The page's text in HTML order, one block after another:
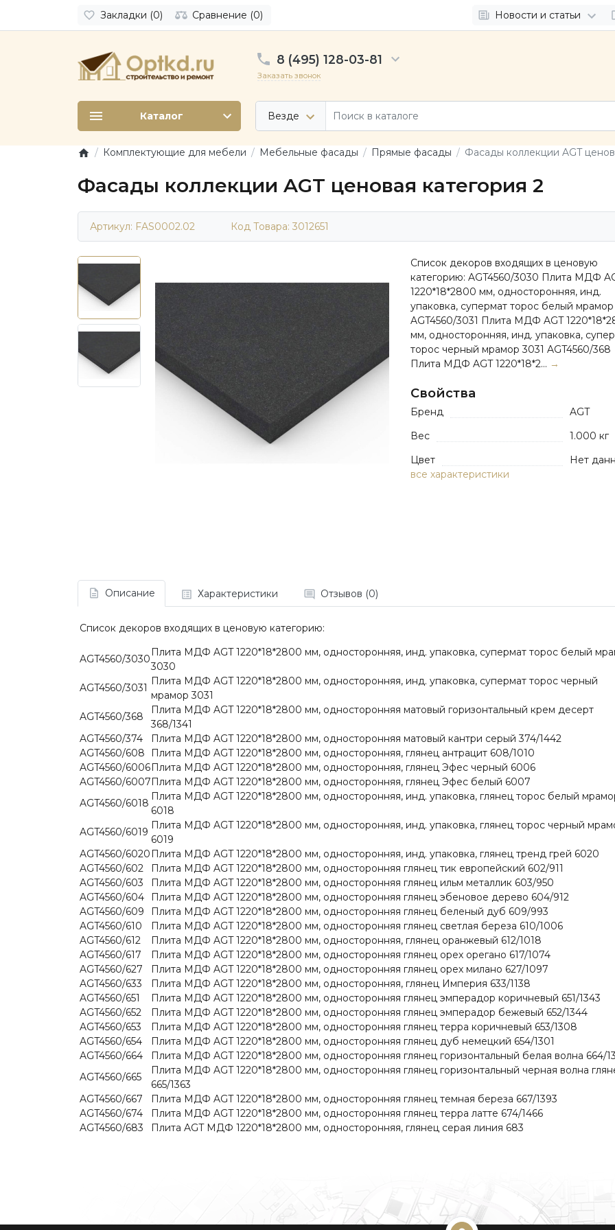
Закладки (0) Сравнение (0) Новости и статьи
8 (495) 128-03-81
Заказать звонок
Везде
Каталог
Комплектующие для мебели Мебельные фасады Прямые фасады Фасады коллекции AGT
Фасады коллекции AGT ценовая категория 2
Артикул: FAS0002.02 Код Товара: 3012651
Список декоров входящих в ценовую
категорию: AGT4560/3030 Плита МДФ
1220*18*2800 мм, односторонняя, инд.
упаковка, супермат торос белый
AGT4560/3031 Плита МДФ AGT
мм, односторонняя, инд. упаковка,
торос черный мрамор 3031 AGT4560/368
Плита МДФ AGT 1220*18*2... →
Свойства
Бренд
AGT
Вес
1.000 кг
Цвет
Нет
все характеристики
Описание Характеристики Отзывов (0)
Список декоров входящих в ценовую категорию:
AGT4560/3030
Плита МДФ AGT 1220*18*2800 мм, односторонняя, инд. упаковка, супермат торос белый
3030
AGT4560/3031
Плита МДФ AGT 1220*18*2800 мм, односторонняя, инд. упаковка, супермат торос черный
мрамор 3031
AGT4560/368
Плита МДФ AGT 1220*18*2800 мм, односторонняя матовый горизонтальный крем десерт
368/1341
AGT4560/374
Плита МДФ AGT 1220*18*2800 мм, односторонняя матовый кантри серый 374/1442
AGT4560/608
Плита МДФ AGT 1220*18*2800 мм, односторонняя, глянец антрацит 608/1010
AGT4560/6006Плита МДФ AGT 1220*18*2800 мм, односторонняя, глянец Эфес черный 6006
AGT4560/6007Плита МДФ AGT 1220*18*2800 мм, односторонняя, глянец Эфес белый 6007
AGT4560/6018
Плита МДФ AGT 1220*18*2800 мм, односторонняя, инд. упаковка, глянец торос белый
6018
AGT4560/6019
Плита МДФ AGT 1220*18*2800 мм, односторонняя, инд. упаковка, глянец торос черный
6019
AGT4560/6020 Плита МДФ AGT 1220*18*2800 мм, односторонняя, инд. упаковка, глянец тренд грей 6020
AGT4560/602
Плита МДФ AGT 1220*18*2800 мм, односторонняя глянец тик европейский 602/911
AGT4560/603
Плита МДФ AGT 1220*18*2800 мм, односторонняя глянец ильм металлик 603/950
AGT4560/604
Плита МДФ AGT 1220*18*2800 мм, односторонняя глянец эбеновое дерево 604/912
AGT4560/609
Плита МДФ AGT 1220*18*2800 мм, односторонняя глянец беленый дуб 609/993
AGT4560/610
Плита МДФ AGT 1220*18*2800 мм, односторонняя глянец светлая береза 610/1006
AGT4560/612
Плита МДФ AGT 1220*18*2800 мм, односторонняя, глянец оранжевый 612/1018
AGT4560/617
Плита МДФ AGT 1220*18*2800 мм, односторонняя глянец орех орегано 617/1074
AGT4560/627
Плита МДФ AGT 1220*18*2800 мм, односторонняя глянец орех милано 627/1097
AGT4560/633
Плита МДФ AGT 1220*18*2800 мм, односторонняя, глянец Империя 633/1138
AGT4560/651
Плита МДФ AGT 1220*18*2800 мм, односторонняя глянец эмперадор коричневый 651/1343
AGT4560/652
Плита МДФ AGT 1220*18*2800 мм, односторонняя глянец эмперадор бежевый 652/1344
AGT4560/653
Плита МДФ AGT 1220*18*2800 мм, односторонняя глянец терра коричневый 653/1308
AGT4560/654
Плита МДФ AGT 1220*18*2800 мм, односторонняя глянец дуб немецкий 654/1301
AGT4560/664
Плита МДФ AGT 1220*18*2800 мм, односторонняя глянец горизонтальный белая волна 664/
AGT4560/665
Плита МДФ AGT 1220*18*2800 мм, односторонняя глянец горизонтальный черная волна
665/1363
AGT4560/667
Плита МДФ AGT 1220*18*2800 мм, односторонняя глянец темная береза 667/1393
AGT4560/674
Плита МДФ AGT 1220*18*2800 мм, односторонняя глянец терра латте 674/1466
AGT4560/683
Плита AGT МДФ 1220*18*2800 мм, односторонняя, глянец серая линия 683